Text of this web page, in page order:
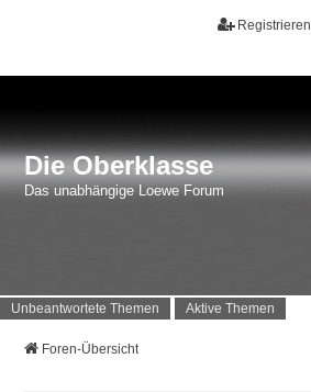
Registrieren
Die Oberklasse
Das unabhängige Loewe Forum
Unbeantwortete Themen Aktive Themen
Foren-Übersicht